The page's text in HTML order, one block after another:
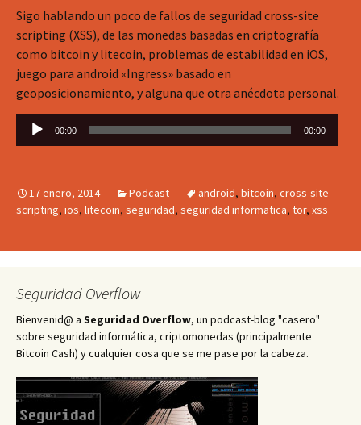
Sigo hablando un poco de fallos de seguridad cross-site
scripting (XSS), de las monedas basadas en criptografía
como bitcoin y litecoin, problemas de estabilidad en iOS,
juego para android «Ingress» basado en
geoposicionamiento, y alguna que otra anécdota personal.
Reproductor
de
00:00 00:00
17 enero, 2014 Podcast android, bitcoin, cross-site
scripting, ios, litecoin, seguridad, seguridad informatica, tor, xss
Seguridad Overflow
Bienvenid@ a Seguridad Overflow, un podcast-blog "casero"
sobre seguridad informática, criptomonedas (principalmente
Bitcoin Cash) y cualquier cosa que se me pase por la cabeza.